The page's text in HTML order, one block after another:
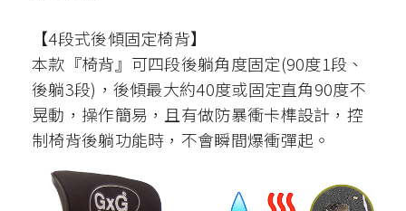
【4段式後傾固定椅背】
本款『椅背』可四段後躺角度固定(90度1段、
後躺3段)，後傾最大約40度或固定直角90度不
晃動，操作簡易，且有做防暴衝卡榫設計，控
制椅背後躺功能時，不會瞬間爆衝彈起。